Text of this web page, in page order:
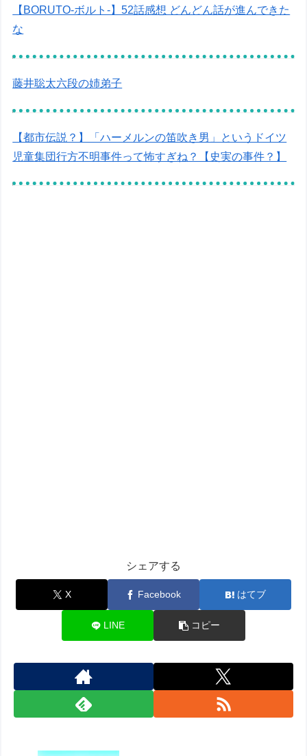
【BORUTO-ボルト-】52話感想 どんどん話が進んできた
な
藤井聡太六段の姉弟子
【都市伝説？】「ハーメルンの笛吹き男」というドイツ
児童集団行方不明事件って怖すぎね？【史実の事件？】
シェアする
X Facebook はてブ
LINE コピー